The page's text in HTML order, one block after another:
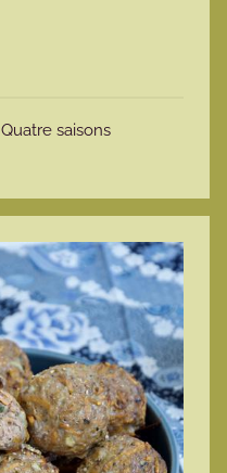
Quatre saisons